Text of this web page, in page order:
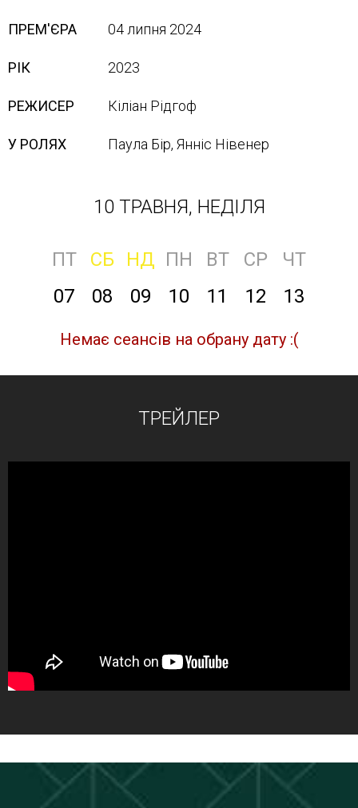
ПРЕМ'ЄРА 04 липня 2024
РІК 2023
РЕЖИСЕР Кіліан Рідгоф
У РОЛЯХ Паула Бір, Янніс Нівенер
10 ТРАВНЯ, НЕДІЛЯ
ПТ СБ НД ПН ВТ СР
ЧТ
07
08 09 10 11 12 13
Немає сеансів на обрану дату :(
ТРЕЙЛЕР